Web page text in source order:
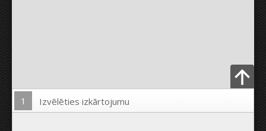
Ielādēt Foto
1 Izvēlēties izkārtojumu